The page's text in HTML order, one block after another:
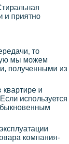
и приятно
то
мы можем
полученными из
и
используется
компания-